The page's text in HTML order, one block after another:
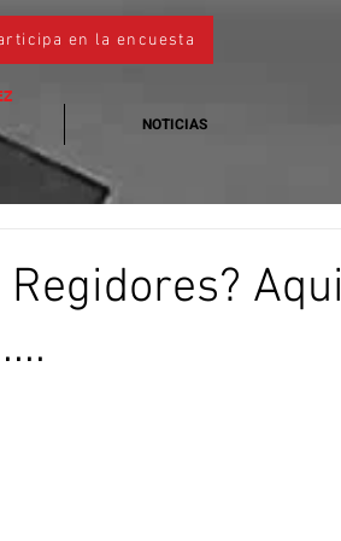
en la encuesta
NOTICIAS
Aqui